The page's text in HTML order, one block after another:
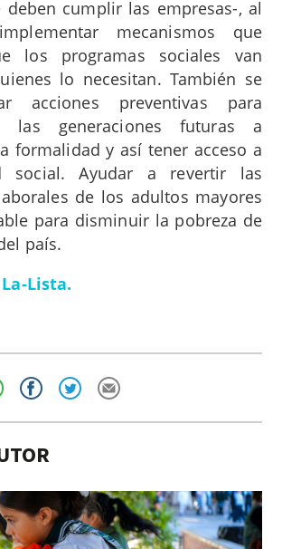
deben cumplir las empresas-, al
mecanismos que
los programas sociales van
lo necesitan. También se
acciones preventivas para
las generaciones futuras a
formalidad y así tener acceso a
social. Ayudar a revertir las
de los adultos mayores
para disminuir la pobreza de
país.
La-Lista.